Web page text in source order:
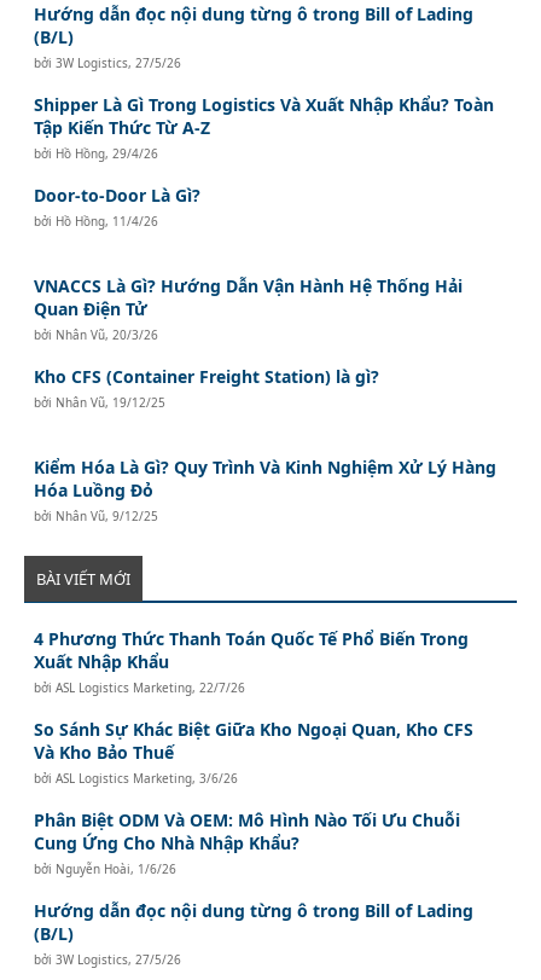
Hướng dẫn đọc nội dung từng ô trong Bill of Lading
(B/L)
bởi3W Logistics, 27/5/26
Shipper Là Gì Trong Logistics Và Xuất Nhập Khẩu? Toàn
Tập Kiến Thức Từ A-Z
bởi Hồ Hồng, 29/4/26
Door-to-Door Là Gì?
bởi Hồ Hồng, 11/4/26
VNACCS Là Gì? Hướng Dẫn Vận Hành Hệ Thống Hải
Quan Điện Tử
bởi Nhân Vũ, 20/3/26
Kho CFS (Container Freight Station) là gì?
bởi Nhân Vũ, 19/12/25
Kiểm Hóa Là Gì? Quy Trình Và Kinh Nghiệm Xử Lý Hàng
Hóa Luồng Đỏ
bởi Nhân Vũ,9/12/25
BÀI VIẾT MỚI
4 Phương Thức Thanh Toán Quốc Tế Phổ Biến Trong
Xuất Nhập Khẩu
bởiASL Logistics Marketing, 22/7/26
So Sánh Sự Khác Biệt Giữa Kho Ngoại Quan, Kho CFS
Và Kho Bảo Thuế
bởiASL Logistics Marketing,3/6/26
Phân Biệt ODM Và OEM: Mô Hình Nào Tối Ưu Chuỗi
Cung Ứng Cho Nhà Nhập Khẩu?
bởi Nguyễn Hoài, 1/6/26
Hướng dẫn đọc nội dung từng ô trong Bill of Lading
(B/L)
bởi3W Logistics, 27/5/26